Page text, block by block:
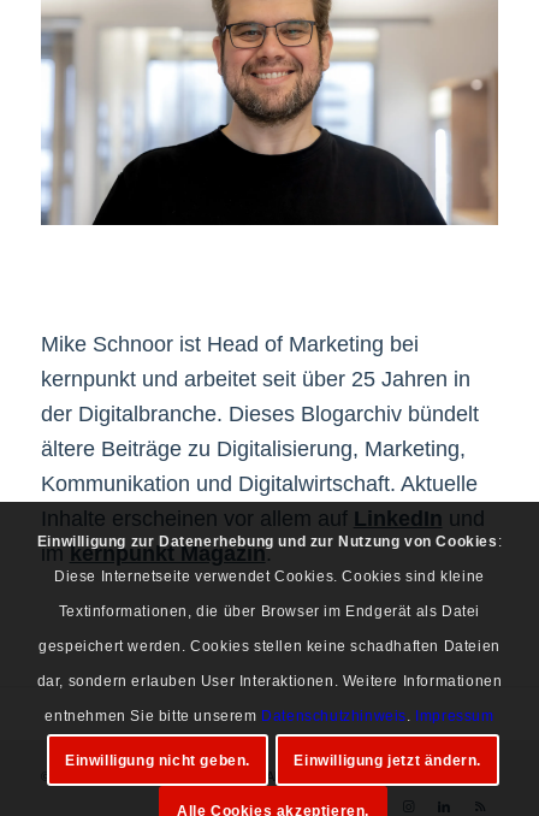
Mike Schnoor ist Head of Marketing bei
kernpunkt und arbeitet seit über 25 Jahren in
der Digitalbranche. Dieses Blogarchiv bündelt
ältere Beiträge zu Digitalisierung, Marketing,
Kommunikation und Digitalwirtschaft. Aktuelle
Inhalte erscheinen vor allem auf LinkedIn und
imkernpunkt Magazin.
© Copyright 1997-2026 Mike Schnoor. Alle Rechte vorbehalten.
Einwilligung zur Datenerhebung und zur Nutzung von Cookies :
Diese Internetseite verwendet Cookies. Cookies sind kleine
Textinformationen, die über Browser im Endgerät als Datei
gespeichert werden. Cookies stellen keine schadhaften Dateien
dar, sondern erlauben User Interaktionen. Weitere Informationen
entnehmen Sie bitte unserem Datenschutzhinweis. Impressum
Einwilligung nicht geben. Einwilligung jetzt ändern.
Alle Cookies akzeptieren.